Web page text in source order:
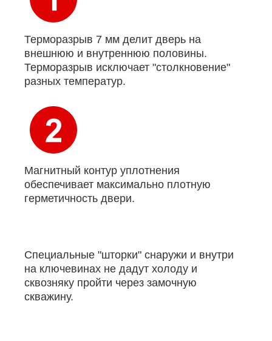
Терморазрыв 7 мм делит дверь на
внешнюю и внутреннюю половины.
Терморазрыв исключает "столкновение"
разных температур.
Магнитный контур уплотнения
обеспечивает максимально плотную
герметичность двери.
Специальные "шторки" снаружи и внутри
на ключевинах не дадут холоду и
сквозняку пройти через замочную
скважину.